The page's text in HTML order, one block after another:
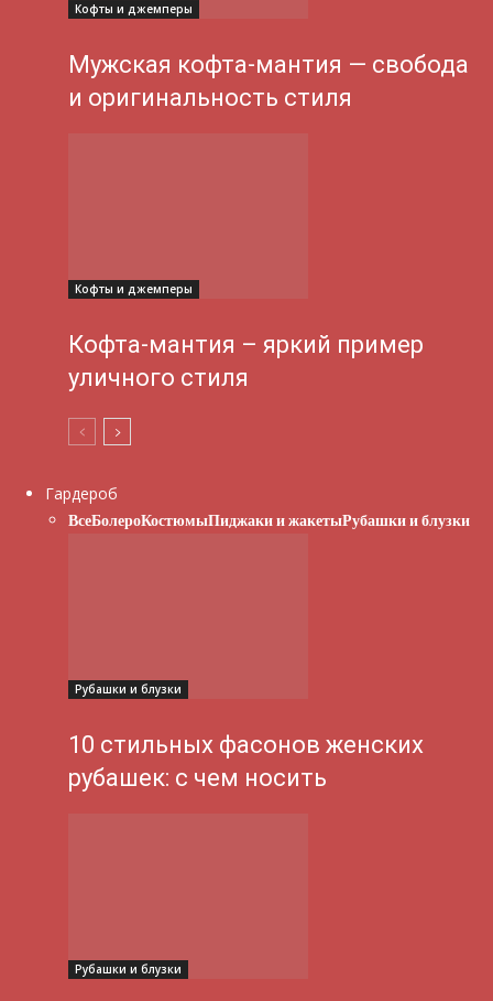
Кофты и джемперы
Мужская кофта-мантия — свобода
и оригинальность стиля
Кофты и джемперы
Кофта-мантия – яркий пример
уличного стиля
Гардероб
ВсеБолероКостюмыПиджаки и жакетыРубашки и блузки
Рубашки и блузки
10 стильных фасонов женских
рубашек: с чем носить
Рубашки и блузки